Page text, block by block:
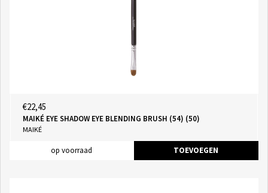
€22,45
MAIKÉ EYE SHADOW EYE BLENDING BRUSH (54) (50)
MAIKÉ
op voorraad TOEVOEGEN